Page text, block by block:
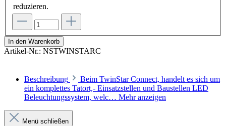
reduzieren.
In den Warenkorb
Artikel-Nr.: NSTWINSTARC
Beschreibung
Beim TwinStar Connect, handelt es sich um
ein komplettes Tatort,- Einsatzstellen und Baustellen LED
Beleuchtungssystem, welc… Mehr anzeigen
Menü schließen